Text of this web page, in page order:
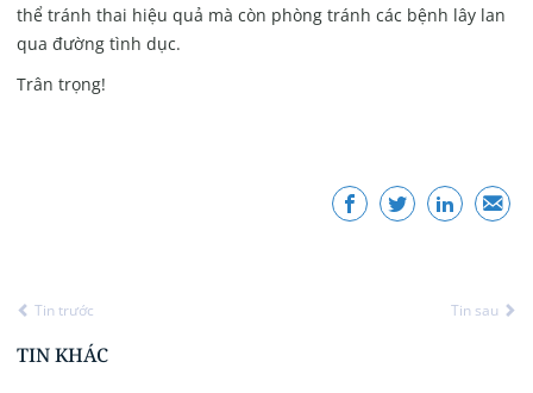
thể tránh thai hiệu quả mà còn phòng tránh các bệnh lây lan
qua đường tình dục.
Trân trọng!
Tin trước Tin sau
TIN KHÁC